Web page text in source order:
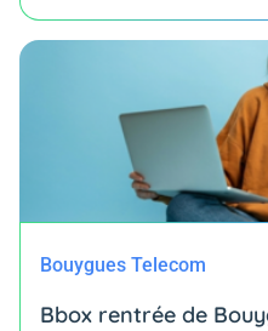
Bouygues Telecom
Bbox rentrée de